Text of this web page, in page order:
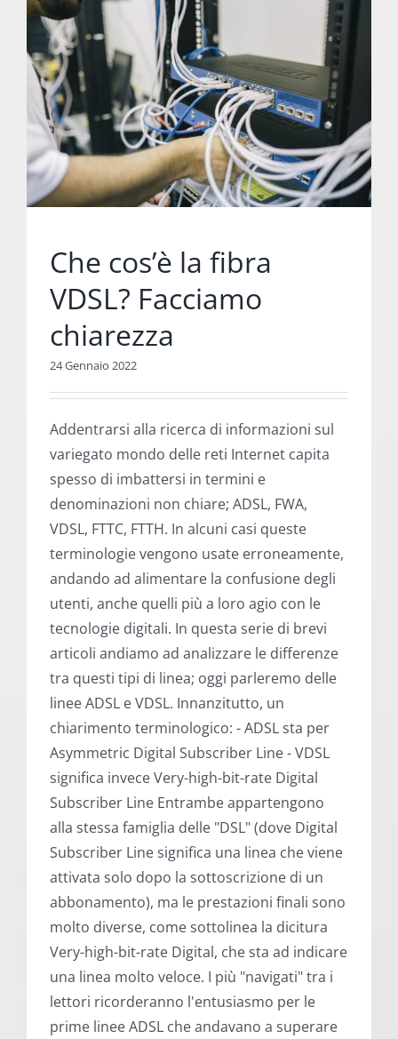
VDSL? Facciamo
chiarezza
24 Gennaio 2022
Addentrarsi alla ricerca di informazioni sul
variegato mondo delle reti Internet capita
spesso di imbattersi in termini e
denominazioni non chiare; ADSL, FWA,
VDSL, FTTC, FTTH. In alcuni casi queste
terminologie vengono usate erroneamente,
andando ad alimentare la confusione degli
utenti, anche quelli più a loro agio con le
tecnologie digitali. In questa serie di brevi
articoli andiamo ad analizzare le differenze
tra questi tipi di linea; oggi parleremo delle
linee ADSL e VDSL. Innanzitutto, un
chiarimento terminologico: - ADSL sta per
Asymmetric Digital Subscriber Line - VDSL
significa invece Very-high-bit-rate Digital
Subscriber Line Entrambe appartengono
alla stessa famiglia delle "DSL" (dove Digital
Subscriber Line significa una linea che viene
attivata solo dopo la sottoscrizione di un
abbonamento), ma le prestazioni finali sono
molto diverse, come sottolinea la dicitura
Very-high-bit-rate Digital, che sta ad indicare
una linea molto veloce. I più "navigati" tra i
lettori ricorderanno l'entusiasmo per le
prime linee ADSL che andavano a superare
la sovrapposizione tra fonia e linee dati; fino